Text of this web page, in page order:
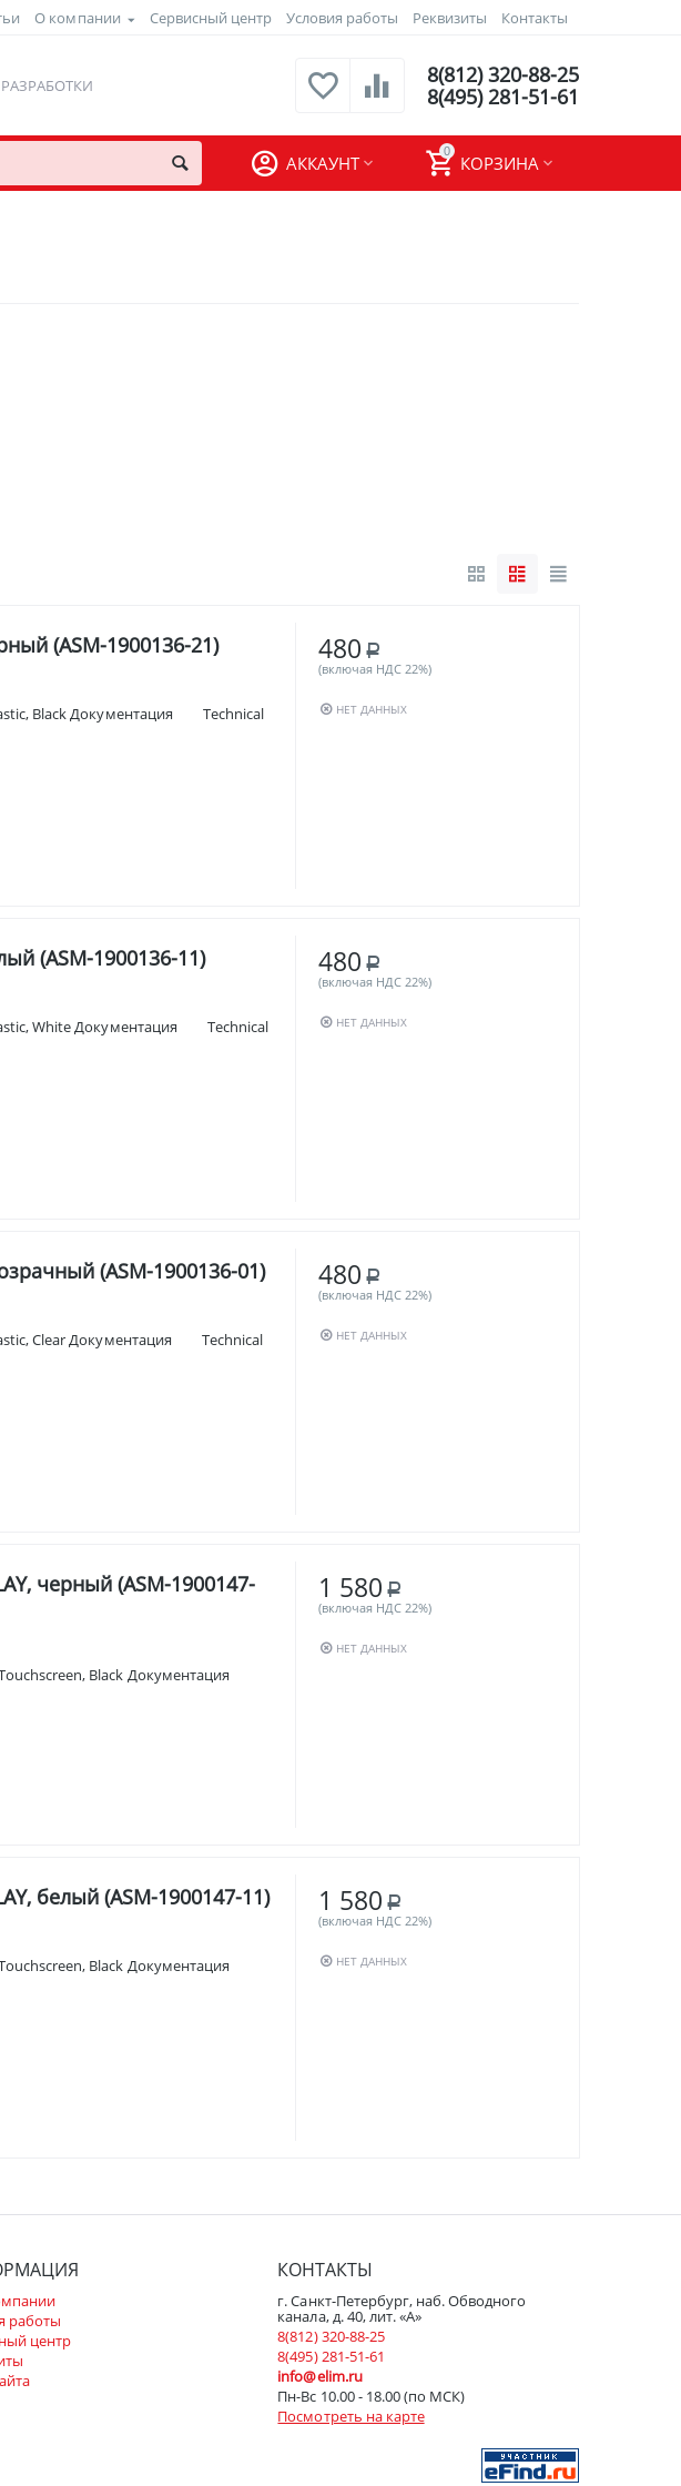
О компании Сервисный центр Условия работы Реквизиты Контакты
8(812) 320-88-25
8(495) 281-51-61
0
КОРЗИНА
АККАУНТ
(ASM-1900136-21)
Black Документация Technical
480 Р
(включая НДС 22%)
НЕТ ДАННЫХ
(ASM-1900136-11)
White Документация Technical
480 Р
(включая НДС 22%)
НЕТ ДАННЫХ
(ASM-1900136-01)
Clear Документация Technical
480 Р
(включая НДС 22%)
НЕТ ДАННЫХ
черный (ASM-1900147-
Touchscreen, Black Документация
1 580 Р
(включая НДС 22%)
НЕТ ДАННЫХ
белый (ASM-1900147-11)
Touchscreen, Black Документация
1 580 Р
(включая НДС 22%)
НЕТ ДАННЫХ
работы
центр
КОНТАКТЫ
г. Санкт-Петербург, наб. Обводного
канала, д. 40, лит. «А»
8(812) 320-88-25
8(495) 281-51-61
info@elim.ru
Пн-Вс 10.00 - 18.00 (по МСК)
Посмотреть на карте